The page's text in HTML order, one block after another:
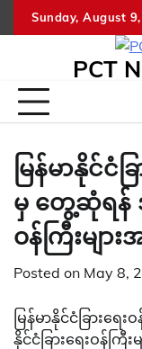
to
Sunday, August
PCT
မြန်မာနိုင်ငံ
မှ တွေ့ဆုံရန်
ဝန်ကြီးမျ
Posted on May 8,
မြန်မာနိုင်ငံခြား
နိုင်ငံခြားရေးဝန်